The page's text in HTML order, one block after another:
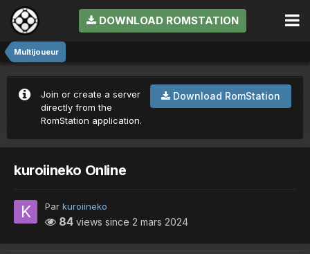
DOWNLOAD ROMSTATION
Multijoueur
Download RomStation
Join or create a server
directly from the
RomStation application.
kuroiineko Online
Par kuroiineko
84 views since 2 mars 2024